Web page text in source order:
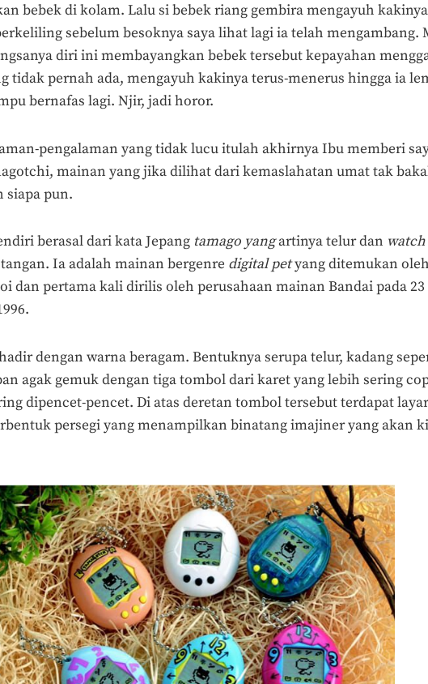
bebek di kolam. Lalu si bebek riang gembira mengayuh kakinya
sebelum besoknya saya lihat lagi ia telah mengambang.
diri ini membayangkan bebek tersebut kepayahan
tidak pernah ada, mengayuh kakinya terus-menerus hingga ia
bernafas lagi. Njir, jadi horor.
pengalaman yang tidak lucu itulah akhirnya Ibu memberi
mainan yang jika dilihat dari kemaslahatan umat tak
siapa pun.
berasal dari kata Jepang tamago yangartinya telur dan watch
Ia adalah mainan bergenre digital petyang ditemukan oleh
dan pertama kali dirilis oleh perusahaan mainan Bandai pada 23
dengan warna beragam. Bentuknya serupa telur, kadang
agak gemuk dengan tiga tombol dari karet yang lebih sering
dipencet-pencet. Di atas deretan tombol tersebut terdapat
persegi yang menampilkan binatang imajiner yang akan